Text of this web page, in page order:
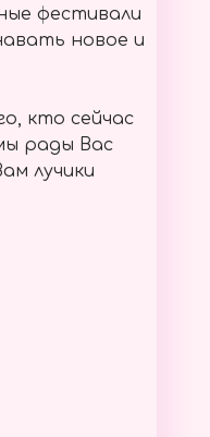
фестивали
новое и
кто сейчас
рады Вас
лучики